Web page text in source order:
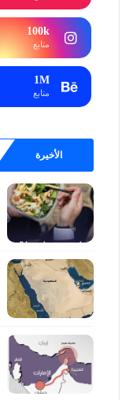
الحجر
الإسراء
الكهف
الأنبياء
الحج
المؤمنون
النور
الفرقان
الشعراء
النمل
القصص
العنكبوت
الروم
100k
متابع
1M
متابع
الأخيرة